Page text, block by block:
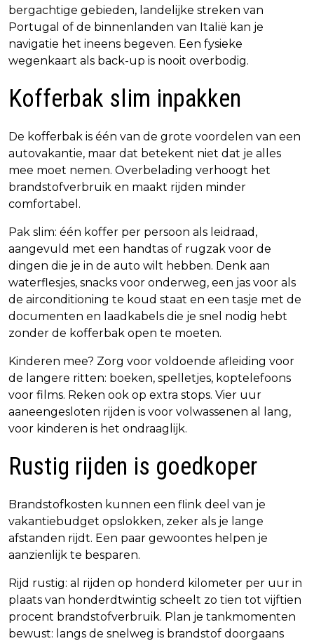
bergachtige gebieden, landelijke streken van
Portugal of de binnenlanden van Italië kan je
navigatie het ineens begeven. Een fysieke
wegenkaart als back-up is nooit overbodig.
Kofferbak slim inpakken
De kofferbak is één van de grote voordelen van een
autovakantie, maar dat betekent niet dat je alles
mee moet nemen. Overbelading verhoogt het
brandstofverbruik en maakt rijden minder
comfortabel.
Pak slim: één koffer per persoon als leidraad,
aangevuld met een handtas of rugzak voor de
dingen die je in de auto wilt hebben. Denk aan
waterflesjes, snacks voor onderweg, een jas voor als
de airconditioning te koud staat en een tasje met de
documenten en laadkabels die je snel nodig hebt
zonder de kofferbak open te moeten.
Kinderen mee? Zorg voor voldoende afleiding voor
de langere ritten: boeken, spelletjes, koptelefoons
voor films. Reken ook op extra stops. Vier uur
aaneengesloten rijden is voor volwassenen al lang,
voor kinderen is het ondraaglijk.
Rustig rijden is goedkoper
Brandstofkosten kunnen een flink deel van je
vakantiebudget opslokken, zeker als je lange
afstanden rijdt. Een paar gewoontes helpen je
aanzienlijk te besparen.
Rijd rustig: al rijden op honderd kilometer per uur in
plaats van honderdtwintig scheelt zo tien tot vijftien
procent brandstofverbruik. Plan je tankmomenten
bewust: langs de snelweg is brandstof doorgaans